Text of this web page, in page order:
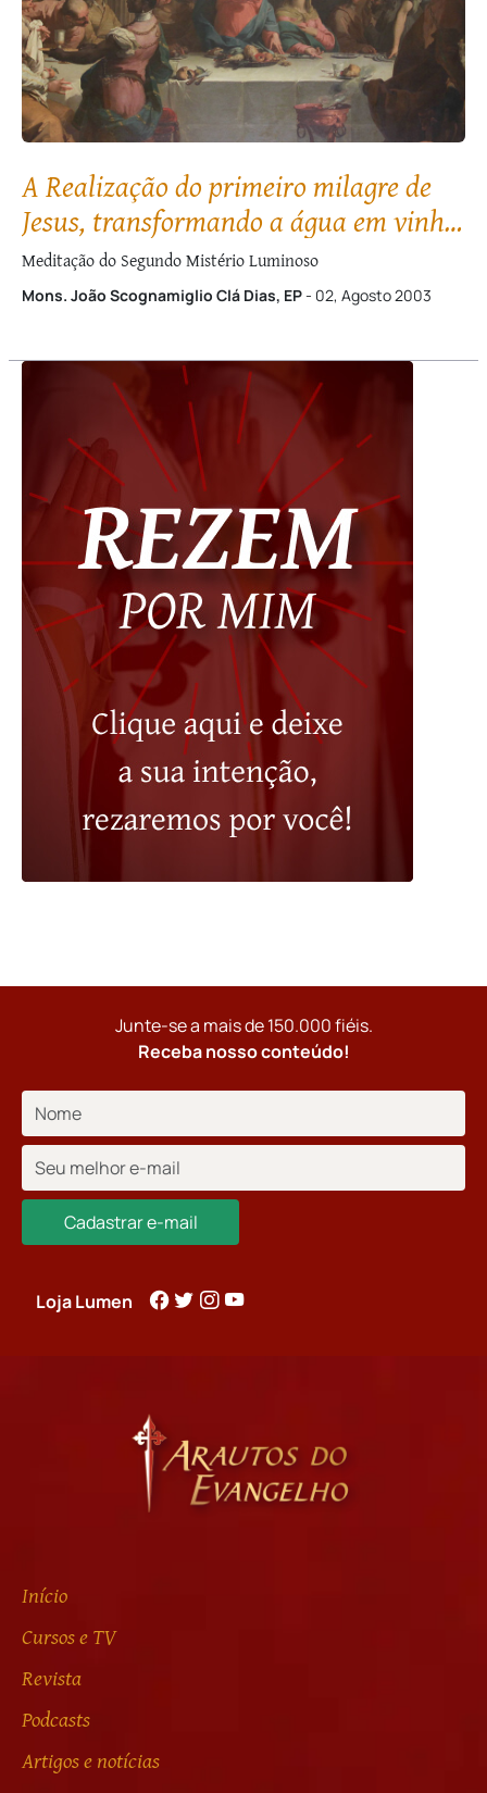
A Realização do primeiro milagre de
Jesus, transformando a água em vinho,
nas Bodas de Caná
Meditação do Segundo Mistério Luminoso
Mons. João Scognamiglio Clá Dias, EP- 02, Agosto 2003
Junte-se a mais de 150.000 fiéis.
Receba nosso conteúdo!
Cadastrar e-mail
Loja Lumen
Início
Cursos e TV
Revista
Podcasts
Artigos e notícias